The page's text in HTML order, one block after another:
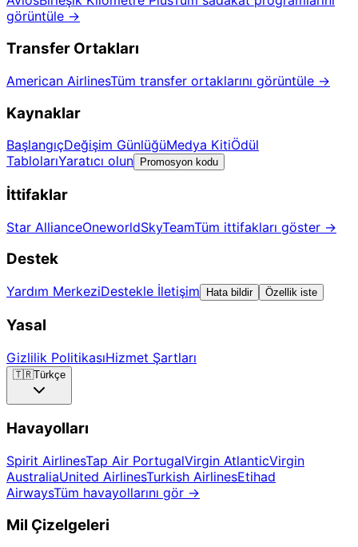
görüntüle →
Transfer Ortakları
American AirlinesTüm transfer ortaklarını görüntüle →
Kaynaklar
BaşlangıçDeğişim GünlüğüMedya KitiÖdül
TablolarıYaratıcı olun Promosyon kodu
İttifaklar
Star AllianceOneworldSkyTeamTüm ittifakları göster →
Destek
Yardım MerkeziDestekle İletişim Hata bildir Özellik iste
Yasal
Gizlilik PolitikasıHizmet Şartları
🇹🇷Türkçe
Havayolları
Spirit AirlinesTap Air PortugalVirgin AtlanticVirgin
AustraliaUnited AirlinesTurkish AirlinesEtihad
AirwaysTüm havayollarını gör →
Mil Çizelgeleri